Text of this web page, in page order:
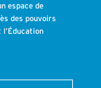
espace de
des pouvoirs